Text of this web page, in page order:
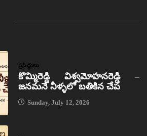
ప్రసిద్ధులు
కొమ్మిరెడ్డి విశ్వమోహనరెడ్డి –
జనమనే నీళ్ళలో బతికిన చేప
Sunday, July 12, 2026